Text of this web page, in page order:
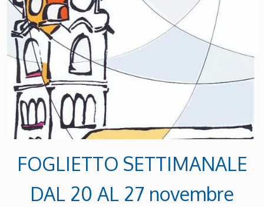
FOGLIETTO SETTIMANALE
DAL 20 AL 27 novembre